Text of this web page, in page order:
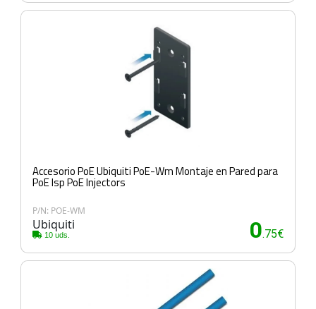
Accesorio PoE Ubiquiti PoE-Wm Montaje en Pared para
PoE Isp PoE Injectors
P/N: POE-WM
Ubiquiti
10 uds. 0.75€